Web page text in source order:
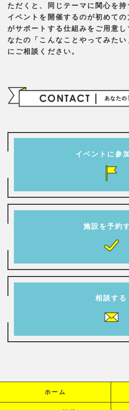
ただくと、同じテーマに関心を持
イベントを開催するのが初めて
がサポートする仕組みをご用意
なたの「こんなことやってみた
にご相談ください。
イベントに参
施設を予約
相談する
ホーム